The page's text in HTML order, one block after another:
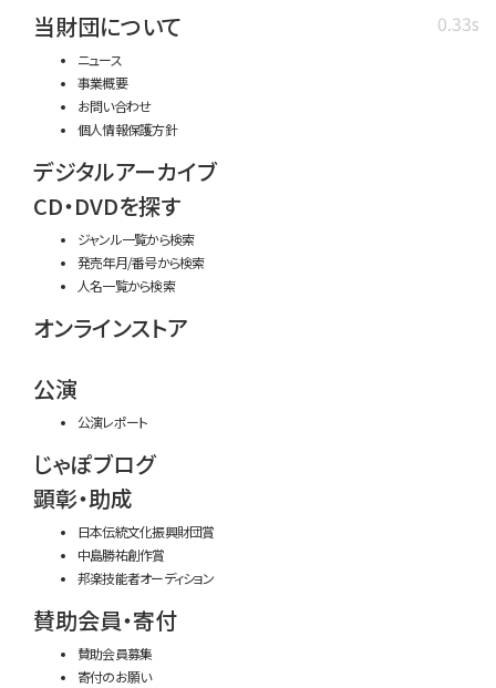
0.33s
当財団について
ニュース
事業概要
お問い合わせ
個人情報保護方針
デジタルアーカイブ
CD・DVDを探す
ジャンル一覧から検索
発売年月/番号から検索
人名一覧から検索
オンラインストア
公演
公演レポート
じゃぽブログ
顕彰・助成
日本伝統文化振興財団賞
中島勝祐創作賞
邦楽技能者オーディション
賛助会員・寄付
賛助会員募集
寄付のお願い